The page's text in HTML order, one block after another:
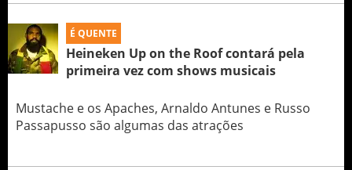
É QUENTE
Heineken Up on the Roof contará pela
primeira vez com shows musicais
Mustache e os Apaches, Arnaldo Antunes e Russo
Passapusso são algumas das atrações